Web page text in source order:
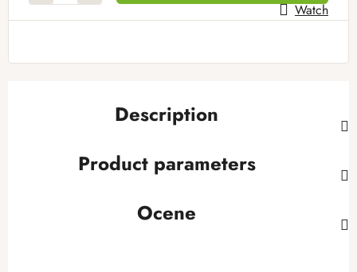
Watch
Description
Product parameters
Ocene